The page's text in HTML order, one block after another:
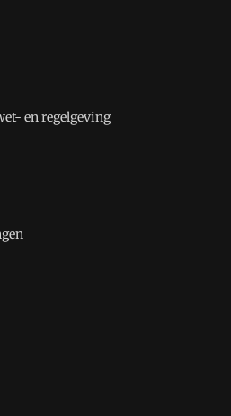
en regelgeving